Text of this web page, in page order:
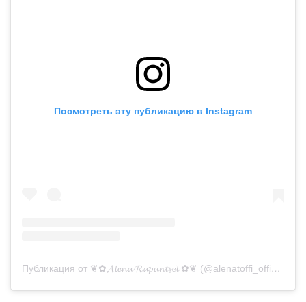
Посмотреть эту публикацию в Instagram
Публикация от ❦✿𝓐𝓵𝓮𝓷𝓪 𝓡𝓪𝓹𝓾𝓷𝓽𝓼𝓮𝓵 ✿❦ (@alenatoffi_official)